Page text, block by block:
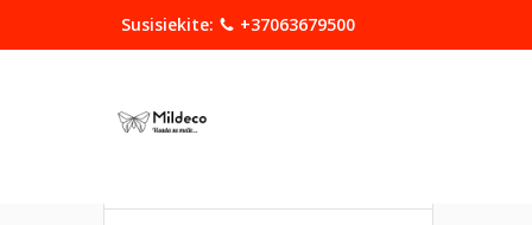
Susisiekite: +37063679500
DOVANOS